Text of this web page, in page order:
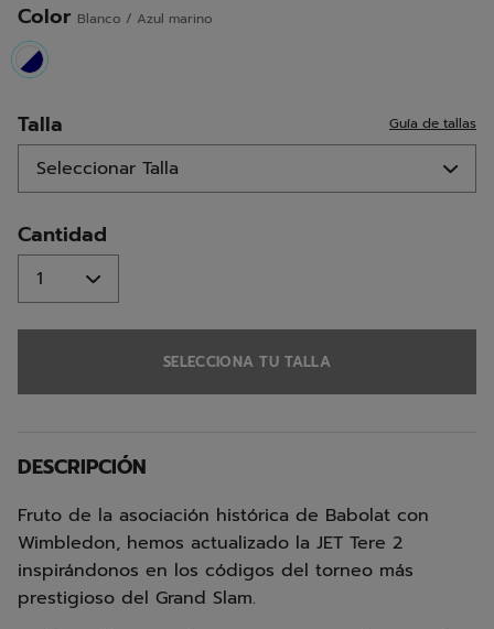
Color Blanco / Azul marino
selected
Talla Guía de tallas
Cantidad
SELECCIONA TU TALLA
DESCRIPCIÓN
Fruto de la asociación histórica de Babolat con
Wimbledon, hemos actualizado la JET Tere 2
inspirándonos en los códigos del torneo más
prestigioso del Grand Slam.